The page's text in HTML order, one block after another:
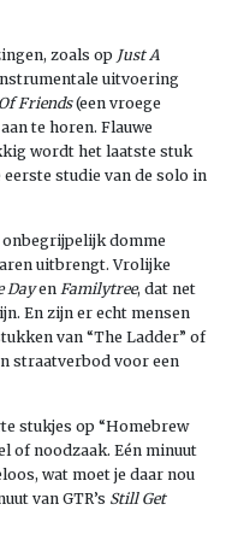
zoals op Just A
uitvoering
Friends(een vroege
te horen. Flauwe
wordt het laatste stuk
eerste studie van de solo in
onbegrijpelijk domme
uitbrengt. Vrolijke
Dayen Familytree, dat net
En zijn er echt mensen
van “The Ladder” of
straatverbod voor een
stukjes op “Homebrew
of noodzaak. Eén minuut
wat moet je daar nou
van GTR’s Still Get